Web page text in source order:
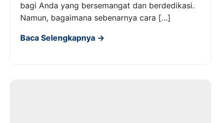
bagi Anda yang bersemangat dan berdedikasi.
Namun, bagaimana sebenarnya cara […]
Baca Selengkapnya →